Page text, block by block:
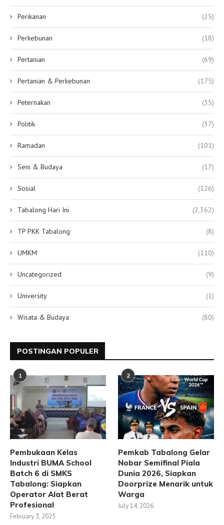
Perikanan (25)
Perkebunan (18)
Pertanian (69)
Pertanian & Perkebunan (175)
Peternakan (35)
Politik (37)
Ramadan (101)
Seni & Budaya (17)
Sosial (126)
Tabalong Hari Ini (2,362)
TP PKK Tabalong (8)
UMKM (110)
Uncategorized (9)
University (1)
Wisata & Budaya (80)
POSTINGAN POPULER
1
Pembukaan Kelas
Industri BUMA School
Batch 6 di SMKS
Tabalong: Siapkan
Operator Alat Berat
Profesional
February 3, 2025
2
Pemkab Tabalong Gelar
Nobar Semifinal Piala
Dunia 2026, Siapkan
Doorprize Menarik untuk
Warga
July 14, 2026